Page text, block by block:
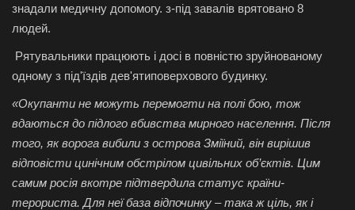
знадали медичну допомогу. з-під завалів врятовано 8
людей.
Рятувальники працюють і досі в повністю зруйнованому
одному з під'їздів дев'ятиповерхового будинку.
«Окупанти не можуть перемогти на полі бою, тож
вдаються до підлого вбивства мирного населення. Після
того, як ворога вибили з острова Зміїний, він вирішив
відповісти цинічним обстрілом цивільних об’єктів. Цим
самим росія вкотре підтвердила статус країни-
терориста. Для неї база відпочинку – така ж ціль, як і